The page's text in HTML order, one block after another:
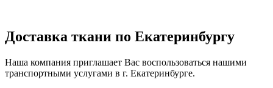
Доставка ткани по Екатеринбургу
Наша компания приглашает Вас воспользоваться нашими
транспортными услугами в г. Екатеринбурге.